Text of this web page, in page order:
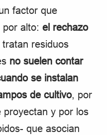
factor que
por alto:el rechazo
residuos
no suelen contar
se instalan
de cultivo, por
proyectan y por los
que asocian